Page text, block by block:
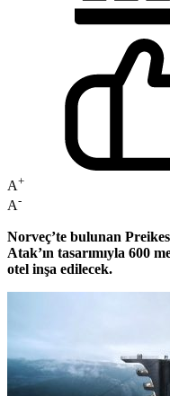
A+
A-
Norveç’te bulunan
Atak’ın tasarımıyla 600
otel inşa edilecek.